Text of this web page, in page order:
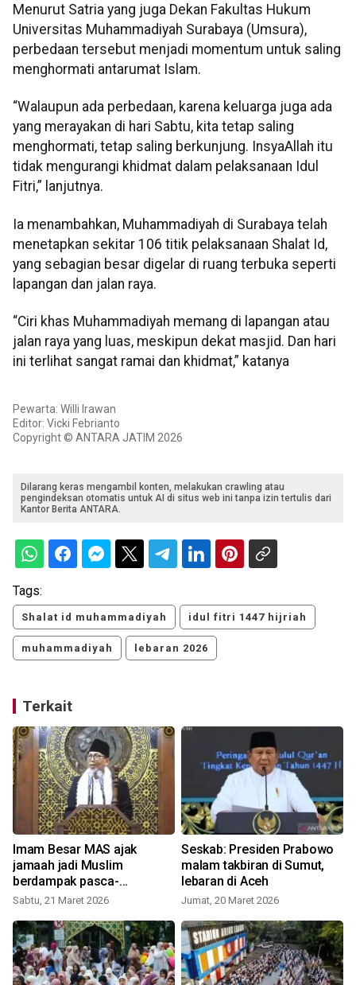
Menurut Satria yang juga Dekan Fakultas Hukum
Universitas Muhammadiyah Surabaya (Umsura),
perbedaan tersebut menjadi momentum untuk saling
menghormati antarumat Islam.
“Walaupun ada perbedaan, karena keluarga juga ada
yang merayakan di hari Sabtu, kita tetap saling
menghormati, tetap saling berkunjung. InsyaAllah itu
tidak mengurangi khidmat dalam pelaksanaan Idul
Fitri,” lanjutnya.
Ia menambahkan, Muhammadiyah di Surabaya telah
menetapkan sekitar 106 titik pelaksanaan Shalat Id,
yang sebagian besar digelar di ruang terbuka seperti
lapangan dan jalan raya.
“Ciri khas Muhammadiyah memang di lapangan atau
jalan raya yang luas, meskipun dekat masjid. Dan hari
ini terlihat sangat ramai dan khidmat,” katanya
Pewarta: Willi Irawan
Editor: Vicki Febrianto
Copyright © ANTARA JATIM 2026
Dilarang keras mengambil konten, melakukan crawling atau
pengindeksan otomatis untuk AI di situs web ini tanpa izin tertulis dari
Kantor Berita ANTARA.
Tags:
Shalat id muhammadiyah idul fitri 1447 hijriah
muhammadiyah lebaran 2026
Terkait
Imam Besar MAS ajak
jamaah jadi Muslim
berdampak pasca-
Ramadhan
Sabtu, 21 Maret 2026
Seskab: Presiden Prabowo
malam takbiran di Sumut,
lebaran di Aceh
Jumat, 20 Maret 2026